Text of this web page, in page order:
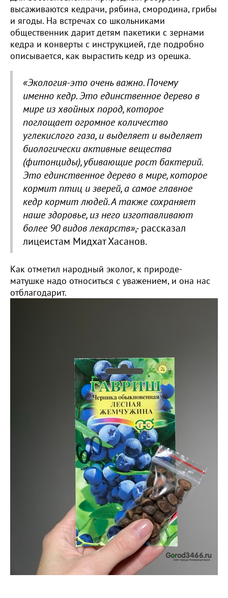
высаживаются кедрачи, рябина, смородина, грибы
и ягоды. На встречах со школьниками
общественник дарит детям пакетики с зернами
кедра и конверты с инструкцией, где подробно
описывается, как вырастить кедр из орешка.
«Экология-это очень важно. Почему
именно кедр. Это единственное дерево в
мире из хвойных пород, которое
поглощает огромное количество
углекислого газа, и выделяет и выделяет
биологически активные вещества
(фитонциды), убивающие рост бактерий.
Это единственное дерево в мире, которое
кормит птиц и зверей, а самое главное
кедр кормит людей. А также сохраняет
наше здоровье, из него изготавливают
более 90 видов лекарств»,- рассказал
лицеистам Мидхат Хасанов.
Как отметил народный эколог, к природе-
матушке надо относиться с уважением, и она нас
отблагодарит.